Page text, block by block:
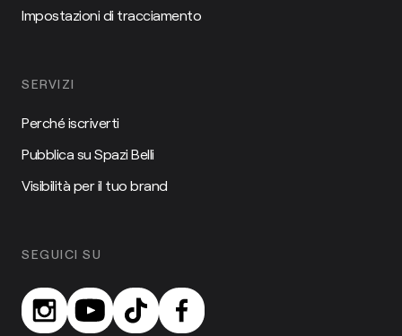
Impostazioni di tracciamento
SERVIZI
Perché iscriverti
Pubblica su Spazi Belli
Visibilità per il tuo brand
SEGUICI SU